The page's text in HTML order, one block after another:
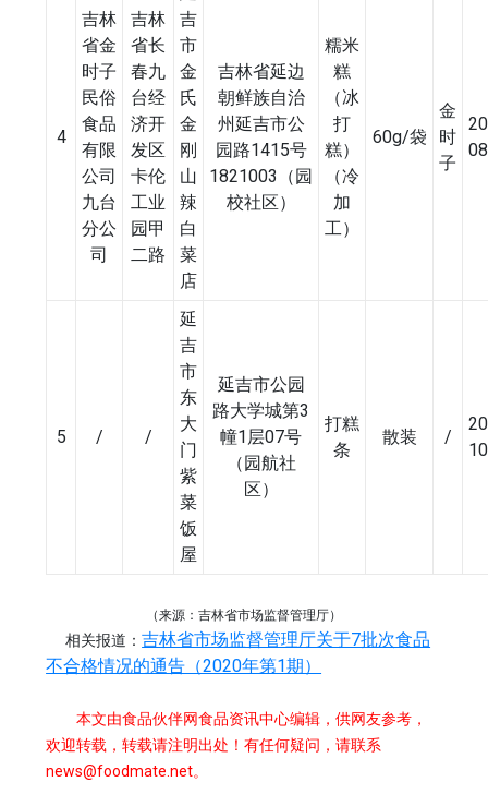
4
吉林
省金
时子
民俗
食品
有限
公司
九台
分公
司
吉林
省长
春九
台经
济开
发区
卡伦
工业
园甲
二路
吉
市
金
氏
金
刚
山
辣
白
菜
店
吉林省延边
朝鲜族自治
州延吉市公
园路1415号
1821003（园
校社区）
糯米
糕
（冰
打
糕）
（冷
加
工）
60g/袋
金
时
子
5 / /
延
吉
市
东
大
门
紫
菜
饭
屋
延吉市公园
路大学城第3
幢1层07号
（园航社
区）
打糕
条
散装 /
（来源：吉林省市场监督管理厅）
相关报道：吉林省市场监督管理厅关于7批次食品
不合格情况的通告（2020年第1期）
本文由食品伙伴网食品资讯中心编辑，供网友参考，
欢迎转载，转载请注明出处！有任何疑问，请联系
news@foodmate.net。